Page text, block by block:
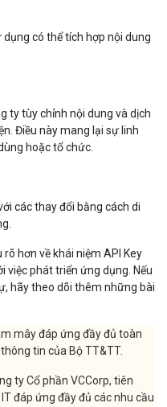
có thể tích hợp nội dung
ty tùy chỉnh nội dung và dịch
Điều này mang lại sự linh
hoặc tổ chức.
các thay đổi bằng cách di
hơn về khái niệm API Key
việc phát triển ứng dụng. Nếu
hãy theo dõi thêm những bài
mây đáp ứng đầy đủ toàn
tin của Bộ TT&TT.
ty Cổ phần VCCorp, tiên
đáp ứng đầy đủ các nhu cầu